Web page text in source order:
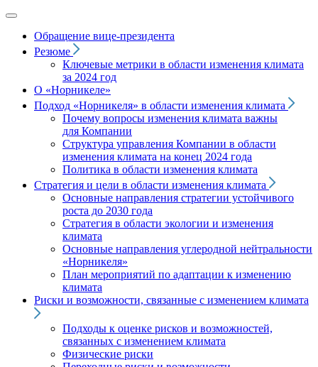
Обращение вице‑президента
Резюме
Ключевые метрики в области изменения климата
за 2024 год
О «Норникеле»
Подход «Норникеля» в области изменения климата
Почему вопросы изменения климата важны
для Компании
Структура управления Компании в области
изменения климата на конец 2024 года
Политика в области изменения климата
Стратегия и цели в области изменения климата
Основные направления стратегии устойчивого
роста до 2030 года
Стратегия в области экологии и изменения
климата
Основные направления углеродной нейтральности
«Норникеля»
План мероприятий по адаптации к изменению
климата
Риски и возможности, связанные с изменением климата
Подходы к оценке рисков и возможностей,
связанных с изменением климата
Физические риски